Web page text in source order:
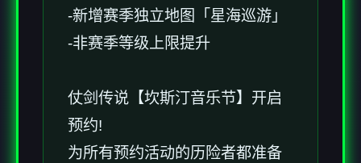
-新增赛季独立地图「星海巡游」
-非赛季等级上限提升
仗剑传说【坎斯汀音乐节】开启
预约!
为所有预约活动的历险者都准备